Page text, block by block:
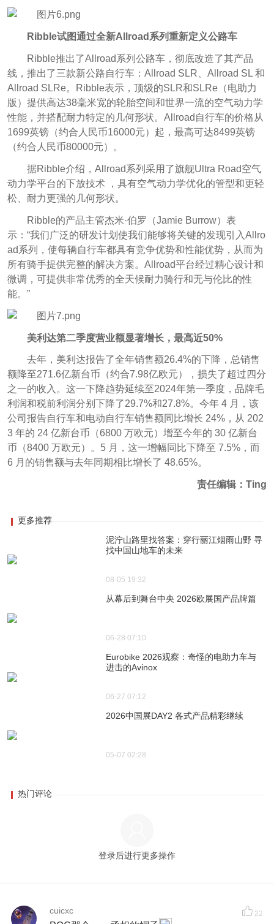
Ribble试图通过全新Allroad系列重新定义公路车
Ribble推出了Allroad系列公路车，彻底改造了其产品
线，推出了三款新公路自行车：Allroad SLR、Allroad SL 和
Allroad SLRe。Ribble表示，顶级的SLR和SLRe（电助力
版）提供高达38毫米宽的轮胎空间和世界一流的空气动力学
性能，并搭配耐力特定的几何形状。Allroad自行车的价格从
1699英镑（约合人民币16000元）起，最高可达8499英镑
（约合人民币80000元）。
据Ribble介绍，Allroad系列采用了旗舰Ultra Road空气
动力学平台的下放技术 ，具有空气动力学优化的管型和更轻
松、耐力更强的几何形状。
Ribble的产品主管杰米·伯罗（Jamie Burrow）表
示：“我们广泛的研发计划使我们能够将关键的发现引入Allro
ad系列，使每辆自行车都具有竞争优势和性能优势，从而为
所有骑手提供完整的解决方案。Allroad平台经过精心设计和
微调，可提供非常优秀的全天候耐力骑行和无与伦比的性
能。”
美利达第二季度营业额显著增长，最高近50%
去年，美利达报告了全年销售额26.4%的下降，总销售
额降至271.6亿新台币（约合7.98亿欧元），损失了超过四分
之一的收入。这一下降趋势延续至2024年第一季度，品牌毛
利润和税前利润分别下降了29.7%和27.8%。今年 4 月，该
公司报告自行车和电动自行车销售额同比增长 24%，从 202
3 年的 24 亿新台币（6800 万欧元）增至今年的 30 亿新台
币（8400 万欧元）。5 月，这一增幅同比下降至 7.5%，而
6 月的销售额与去年同期相比增长了 48.65%。
责任编辑：Ting
更多推荐
泥泞山路里找答案：穿行丽江烟雨山野 寻
找中国山地车的未来
08-05 19:32
从幕后到舞台中央 2026欧展国产品牌篇
06-28 07:10
Eurobike 2026观察：奇怪的电助力车与
进击的Avinox
06-27 07:12
2026中国展DAY2 各式产品精彩继续
05-07 02:28
热门评论
登录后进行更多操作
cuicxc 22